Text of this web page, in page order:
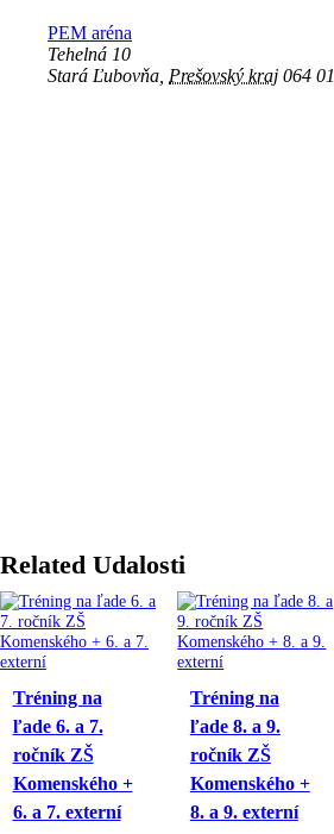
PEM aréna
Tehelná 10
Stará Ľubovňa Prešovský kraj 064 01
Related Udalosti
Tréning na
ľade 6. a 7.
ročník ZŠ
Komenského +
6. a 7. externí
Tréning na
ľade 8. a 9.
ročník ZŠ
Komenského +
8. a 9. externí